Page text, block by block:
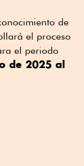
de
el proceso
el periodo
de 2025 al